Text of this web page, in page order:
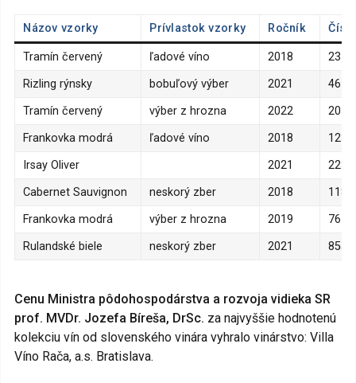
Názov vzorky Prívlastok vzorky Ročník
Tramín červený ľadové víno 2018
237
Rizling rýnsky
bobuľový výber 2021
46
Tramín červený
výber z hrozna 2022
201
Frankovka modrá
ľadové víno 2018
123
Irsay Oliver
2021
223
Cabernet Sauvignon
neskorý zber 2018
118
Frankovka modrá
výber z hrozna 2019
76
Rulandské biele
neskorý zber 2021 85a
Cenu Ministra pôdohospodárstva a rozvoja vidieka SR
prof. MVDr. Jozefa Bíreša, DrSc. za najvyššie hodnotenú
kolekciu vín od slovenského vinára vyhralo vinárstvo: Villa
Víno Rača, a.s. Bratislava.